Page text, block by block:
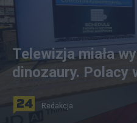
Telewizja miała
dinozaury. Polacy
Redakcja